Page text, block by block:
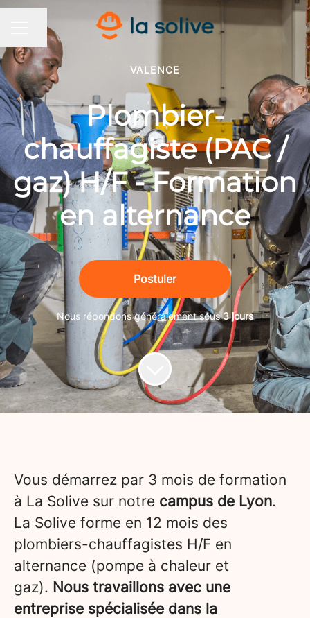
MENU CARRIÈRE
Partager la page
VALENCE
Plombier-
chauffagiste (PAC /
gaz) H/F - Formation
en alternance
Postuler
Nous répondons généralement sous3 jours
Vous démarrez par 3 mois de formation
à La Solive sur notre campus de Lyon.
La Solive forme en 12 mois des
plombiers-chauffagistes H/F en
alternance (pompe à chaleur et
gaz). Nous travaillons avec une
entreprise spécialisée dans la